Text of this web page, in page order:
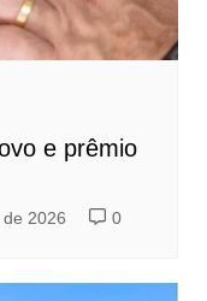
e prêmio
2026 0